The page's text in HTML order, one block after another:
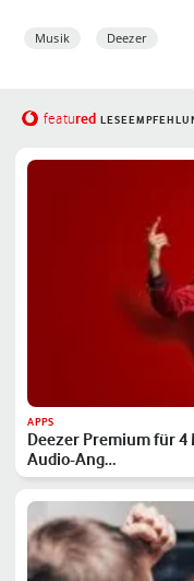
Musik Deezer
featured
APPS
Deezer Premium für 4
Audio-Ang…